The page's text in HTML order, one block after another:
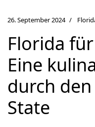
26. September 2024
Florida
Eine
durch
State